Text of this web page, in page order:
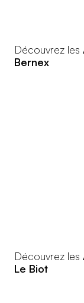
Découvrez les
Bernex
Découvrez les
Le Biot